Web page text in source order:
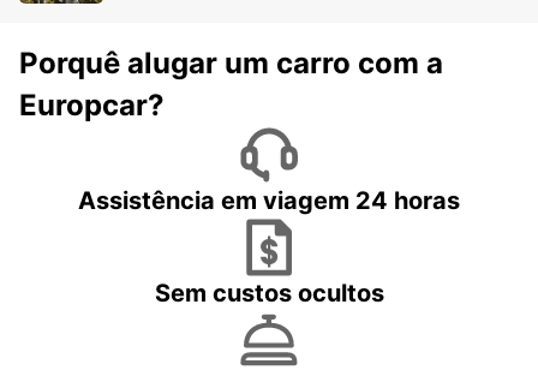
Porquê alugar um carro com a
Europcar?
Assistência em viagem 24 horas
Sem custos ocultos